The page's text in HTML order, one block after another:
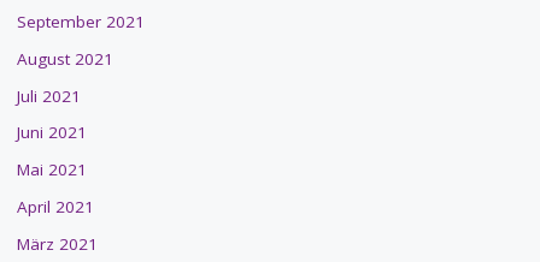
September 2021
August 2021
Juli 2021
Juni 2021
Mai 2021
April 2021
März 2021